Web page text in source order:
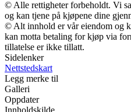
© Alle rettigheter forbeholdt. Vi
og kan tjene på kjøpene dine
© Alt innhold er vår eiendom og
kan motta betaling for kjøp via
tillatelse er ikke tillatt.
Sidelenker
Nettstedskart
Legg merke til
Galleri
Oppdater